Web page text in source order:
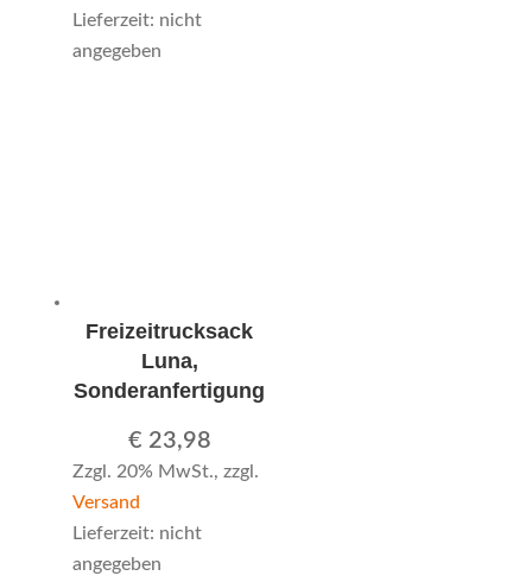
Lieferzeit: nicht
angegeben
Freizeitrucksack
Luna,
Sonderanfertigung
€ 23,98
Zzgl. 20% MwSt., zzgl.
Versand
Lieferzeit: nicht
angegeben